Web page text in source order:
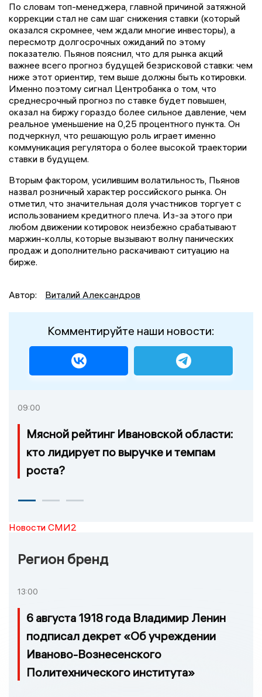
По словам топ-менеджера, главной причиной затяжной
коррекции стал не сам шаг снижения ставки (который
оказался скромнее, чем ждали многие инвесторы), а
пересмотр долгосрочных ожиданий по этому
показателю. Пьянов пояснил, что для рынка акций
важнее всего прогноз будущей безрисковой ставки: чем
ниже этот ориентир, тем выше должны быть котировки.
Именно поэтому сигнал Центробанка о том, что
среднесрочный прогноз по ставке будет повышен,
оказал на биржу гораздо более сильное давление, чем
реальное уменьшение на 0,25 процентного пункта. Он
подчеркнул, что решающую роль играет именно
коммуникация регулятора о более высокой траектории
ставки в будущем.
Вторым фактором, усилившим волатильность, Пьянов
назвал розничный характер российского рынка. Он
отметил, что значительная доля участников торгует с
использованием кредитного плеча. Из-за этого при
любом движении котировок неизбежно срабатывают
маржин-коллы, которые вызывают волну панических
продаж и дополнительно раскачивают ситуацию на
бирже.
Автор: Виталий Александров
Комментируйте наши новости:
09:00
Мясной рейтинг Ивановской области:
кто лидирует по выручке и темпам
роста?
Новости СМИ2
Регион бренд
13:00
6 августа 1918 года Владимир Ленин
подписал декрет «Об учреждении
Иваново-Вознесенского
Политехнического института»